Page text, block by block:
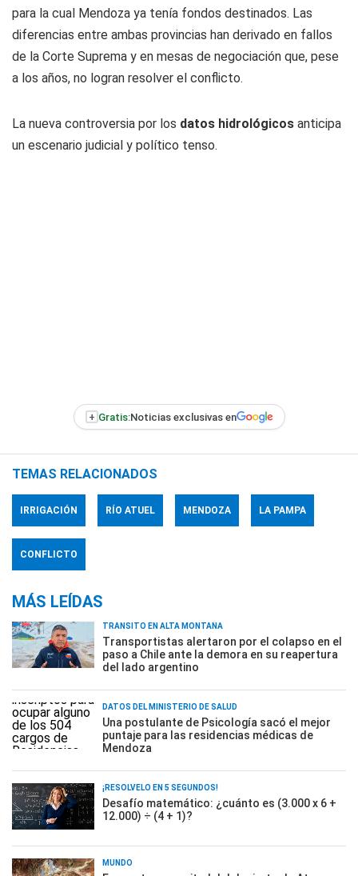
para la cual Mendoza ya tenía fondos destinados. Las
diferencias entre ambas provincias han derivado en fallos
de la Corte Suprema y en mesas de negociación que, pese
a los años, no logran resolver el conflicto.
La nueva controversia por los datos hidrológicos anticipa
un escenario judicial y político tenso.
+ Gratis:Noticias exclusivas en
TEMAS RELACIONADOS
IRRIGACIÓN RÍO ATUEL MENDOZA LA PAMPA
CONFLICTO
MÁS LEÍDAS
TRÁNSITO EN ALTA MONTAÑA
Transportistas alertaron por el colapso en el
paso a Chile ante la demora en su reapertura
del lado argentino
DATOS DEL MINISTERIO DE SALUD
Una postulante de Psicología sacó el mejor
puntaje para las residencias médicas de
Mendoza
¡RESOLVELO EN 5 SEGUNDOS!
Desafío matemático: ¿cuánto es (3.000 x 6 +
12.000) ÷ (4 + 1)?
MUNDO